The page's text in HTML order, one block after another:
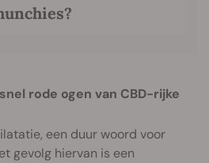
rode ogen van CBD-rijke
een duur woord voor
gevolg hiervan is een